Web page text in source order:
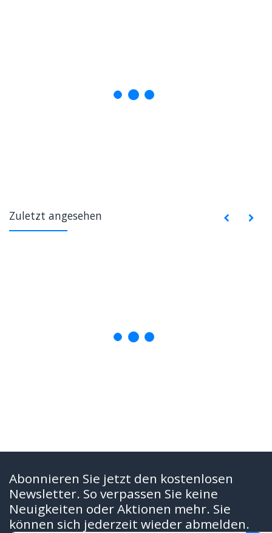
Zuletzt angesehen
Abonnieren Sie jetzt den kostenlosen
Newsletter. So verpassen Sie keine
Neuigkeiten oder Aktionen mehr. Sie
können sich jederzeit wieder abmelden.